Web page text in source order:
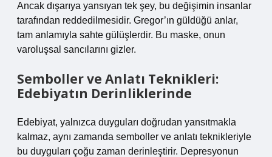
Ancak dışarıya yansıyan tek şey, bu değişimin insanlar
tarafından reddedilmesidir. Gregor’ın güldüğü anlar,
tam anlamıyla sahte gülüşlerdir. Bu maske, onun
varoluşsal sancılarını gizler.
Semboller ve Anlatı Teknikleri:
Edebiyatın Derinliklerinde
Edebiyat, yalnızca duyguları doğrudan yansıtmakla
kalmaz, aynı zamanda semboller ve anlatı teknikleriyle
bu duyguları çoğu zaman derinleştirir. Depresyonun